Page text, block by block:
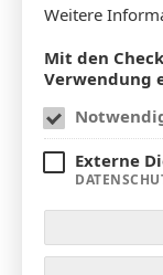
Weitere
Mit den
Verwendung
Externe